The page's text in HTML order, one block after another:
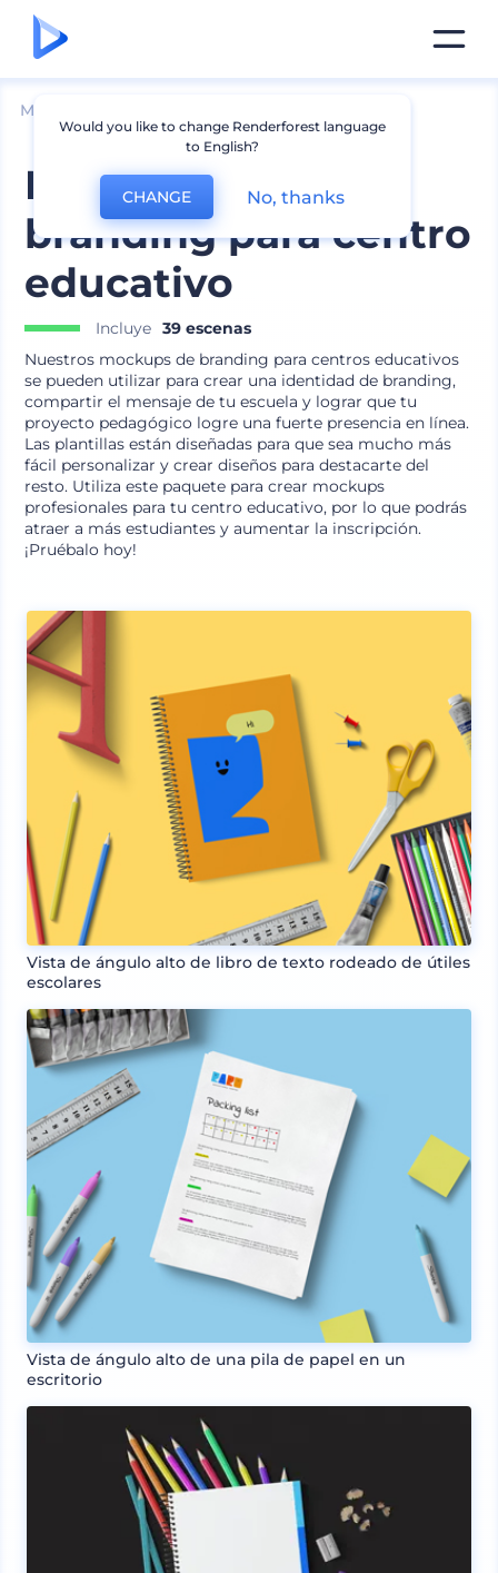
Mockups
Mockups de
branding para centro
educativo
Incluye 39 escenas
Nuestros mockups de branding para centros educativos
se pueden utilizar para crear una identidad de branding,
compartir el mensaje de tu escuela y lograr que tu
proyecto pedagógico logre una fuerte presencia en línea.
Las plantillas están diseñadas para que sea mucho más
fácil personalizar y crear diseños para destacarte del
resto. Utiliza este paquete para crear mockups
profesionales para tu centro educativo, por lo que podrás
atraer a más estudiantes y aumentar la inscripción.
¡Pruébalo hoy!
Vista de ángulo alto de libro de texto rodeado de útiles
escolares
Vista de ángulo alto de una pila de papel en un
escritorio
Would you like to change Renderforest language
to English?
CHANGE No, thanks